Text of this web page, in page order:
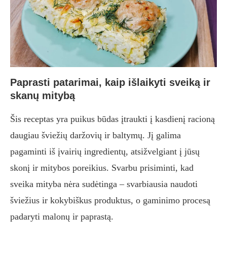
Paprasti patarimai, kaip išlaikyti sveiką ir
skanų mitybą
Šis receptas yra puikus būdas įtraukti į kasdienį racioną
daugiau šviežių daržovių ir baltymų. Jį galima
pagaminti iš įvairių ingredientų, atsižvelgiant į jūsų
skonį ir mitybos poreikius. Svarbu prisiminti, kad
sveika mityba nėra sudėtinga – svarbiausia naudoti
šviežius ir kokybiškus produktus, o gaminimo procesą
padaryti malonų ir paprastą.